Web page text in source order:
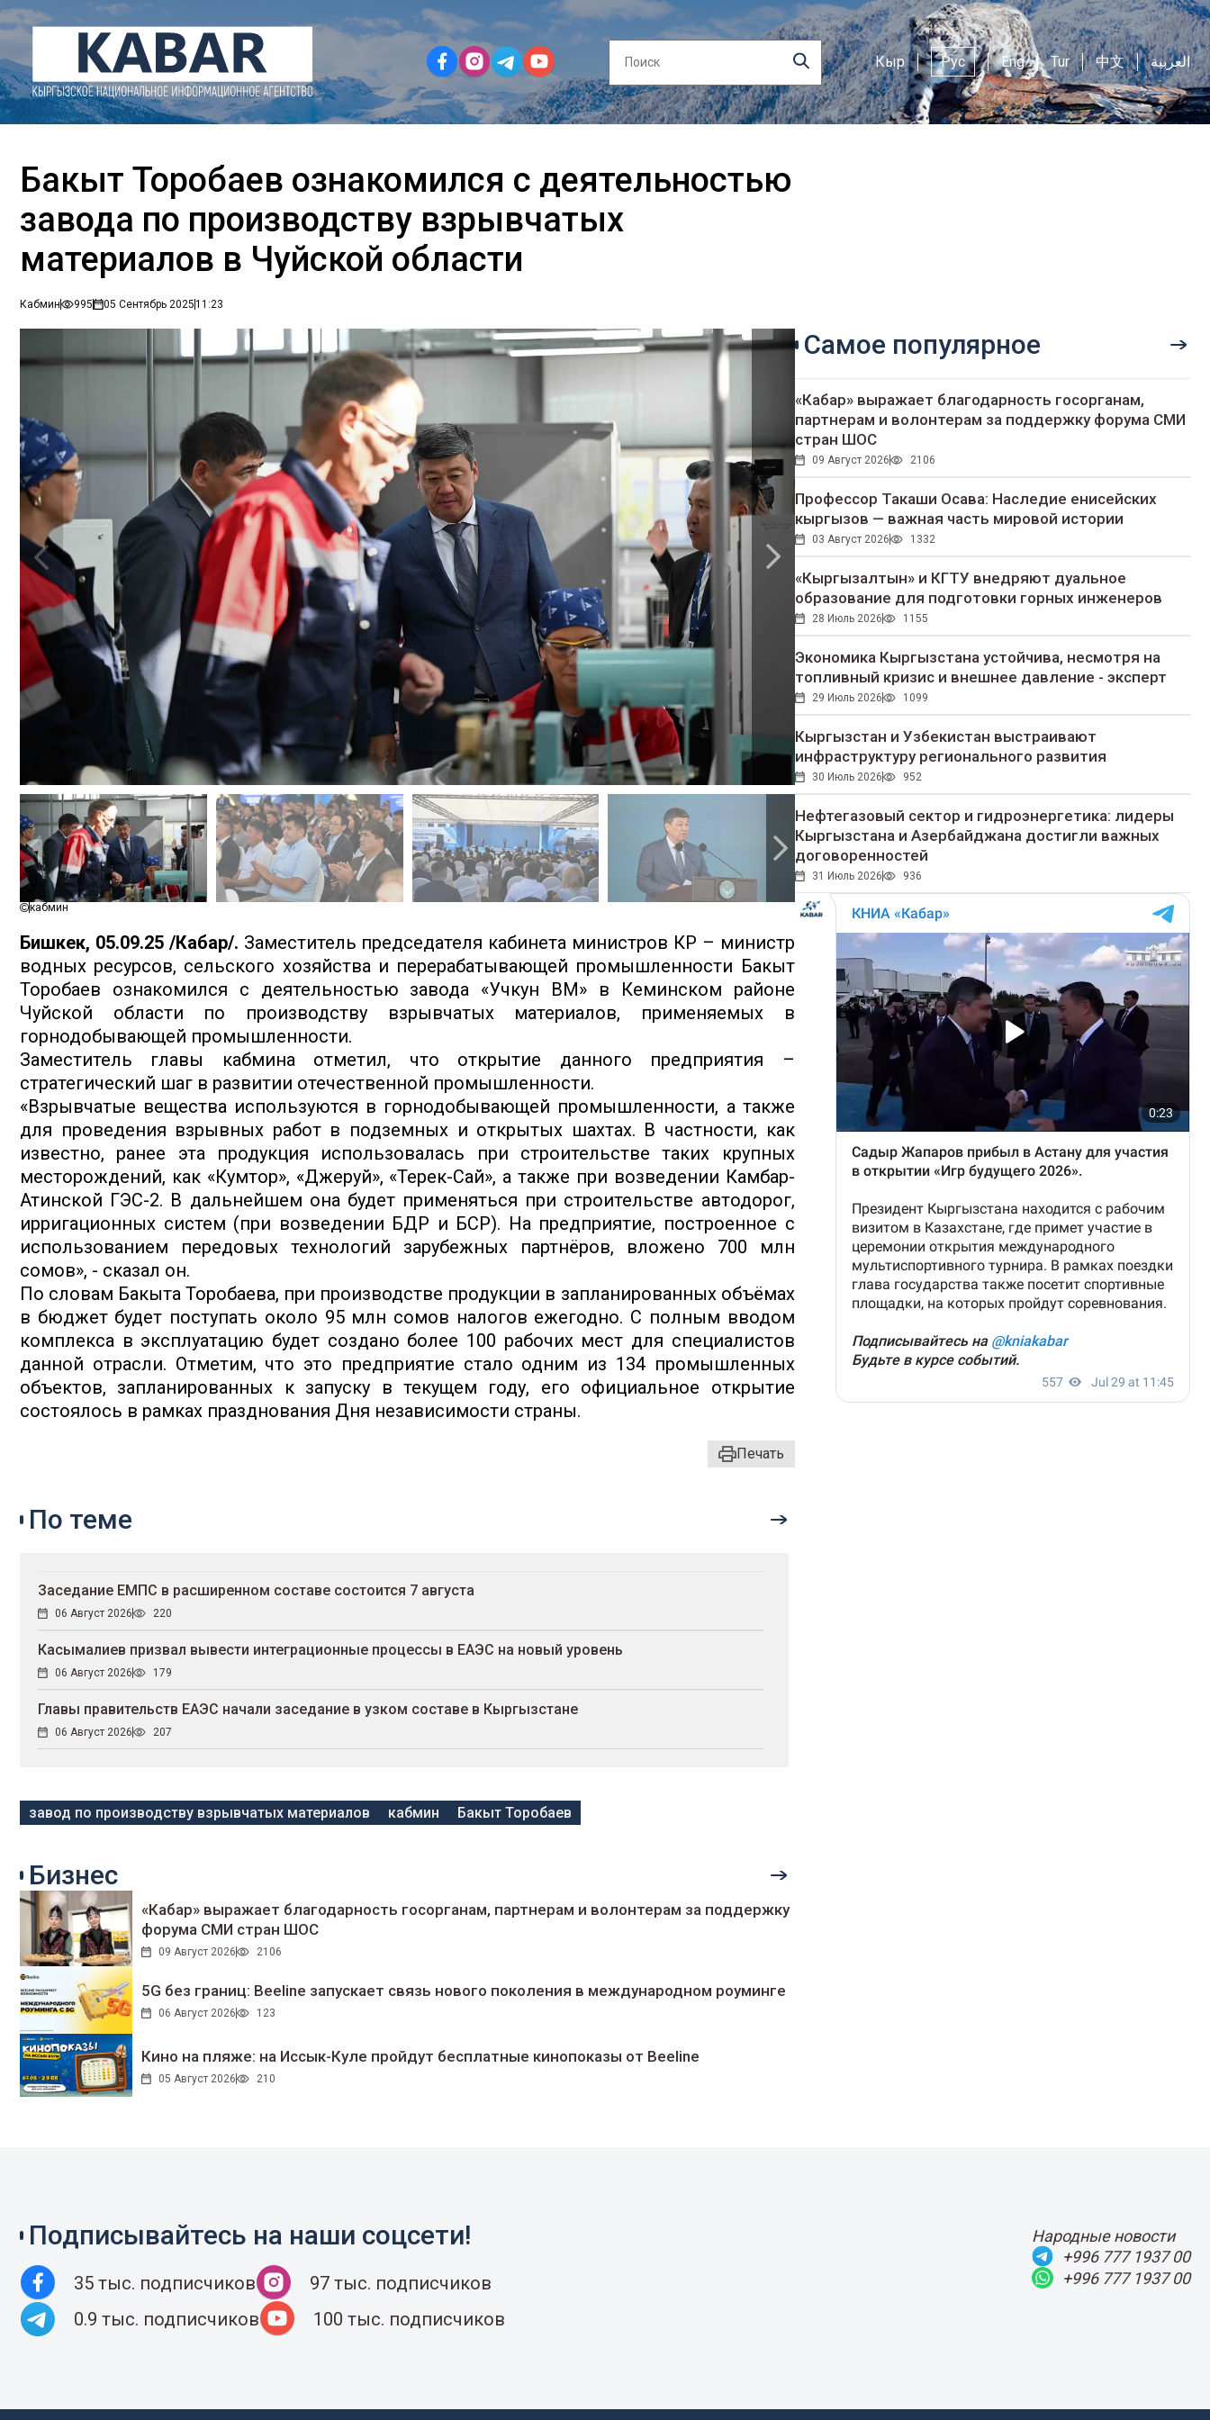
Кыр Рус Eng Tur 中文 العربية
Бакыт Торобаев ознакомился с деятельностью
завода по производству взрывчатых
материалов в Чуйской области
Кабмин 995 05 Сентябрь 202511:23
кабмин
Бишкек, 05.09.25 /Кабар/. Заместитель председателя кабинета министров КР – министр
водных ресурсов, сельского хозяйства и перерабатывающей промышленности Бакыт
Торобаев ознакомился с деятельностью завода «Учкун ВМ» в Кеминском районе
Чуйской области по производству взрывчатых материалов, применяемых в
горнодобывающей промышленности.
Заместитель главы кабмина отметил, что открытие данного предприятия –
стратегический шаг в развитии отечественной промышленности.
«Взрывчатые вещества используются в горнодобывающей промышленности, а также
для проведения взрывных работ в подземных и открытых шахтах. В частности, как
известно, ранее эта продукция использовалась при строительстве таких крупных
месторождений, как «Кумтор», «Джеруй», «Терек-Сай», а также при возведении Камбар-
Атинской ГЭС-2. В дальнейшем она будет применяться при строительстве автодорог,
ирригационных систем (при возведении БДР и БСР). На предприятие, построенное с
использованием передовых технологий зарубежных партнёров, вложено 700 млн
сомов», - сказал он.
По словам Бакыта Торобаева, при производстве продукции в запланированных объёмах
в бюджет будет поступать около 95 млн сомов налогов ежегодно. С полным вводом
комплекса в эксплуатацию будет создано более 100 рабочих мест для специалистов
данной отрасли. Отметим, что это предприятие стало одним из 134 промышленных
объектов, запланированных к запуску в текущем году, его официальное открытие
состоялось в рамках празднования Дня независимости страны.
Печать
Самое популярное
«Кабар» выражает благодарность госорганам,
партнерам и волонтерам за поддержку форума СМИ
стран ШОС
09 Август 2026 2106
Профессор Такаши Осава: Наследие енисейских
кыргызов — важная часть мировой истории
03 Август 2026 1332
«Кыргызалтын» и КГТУ внедряют дуальное
образование для подготовки горных инженеров
28 Июль 2026 1155
Экономика Кыргызстана устойчива, несмотря на
топливный кризис и внешнее давление - эксперт
29 Июль 2026 1099
Кыргызстан и Узбекистан выстраивают
инфраструктуру регионального развития
30 Июль 2026 952
Нефтегазовый сектор и гидроэнергетика: лидеры
Кыргызстана и Азербайджана достигли важных
договоренностей
31 Июль 2026 936
По теме
Заседание ЕМПС в расширенном составе состоится 7 августа
06 Август 2026 220
Касымалиев призвал вывести интеграционные процессы в ЕАЭС на новый уровень
06 Август 2026 179
Главы правительств ЕАЭС начали заседание в узком составе в Кыргызстане
06 Август 2026 207
завод по производству взрывчатых материалов кабмин Бакыт Торобаев
Бизнес
«Кабар» выражает благодарность госорганам, партнерам и волонтерам за поддержку
форума СМИ стран ШОС
09 Август 2026 2106
5G без границ: Beeline запускает связь нового поколения в международном роуминге
06 Август 2026 123
Кино на пляже: на Иссык-Куле пройдут беcплатные кинопоказы от Beeline
05 Август 2026 210
Подписывайтесь на наши соцсети!
35 тыс. подписчиков
97 тыс. подписчиков
0.9 тыс. подписчиков
100 тыс. подписчиков
Народные новости
+996 777 1937 00
+996 777 1937 00